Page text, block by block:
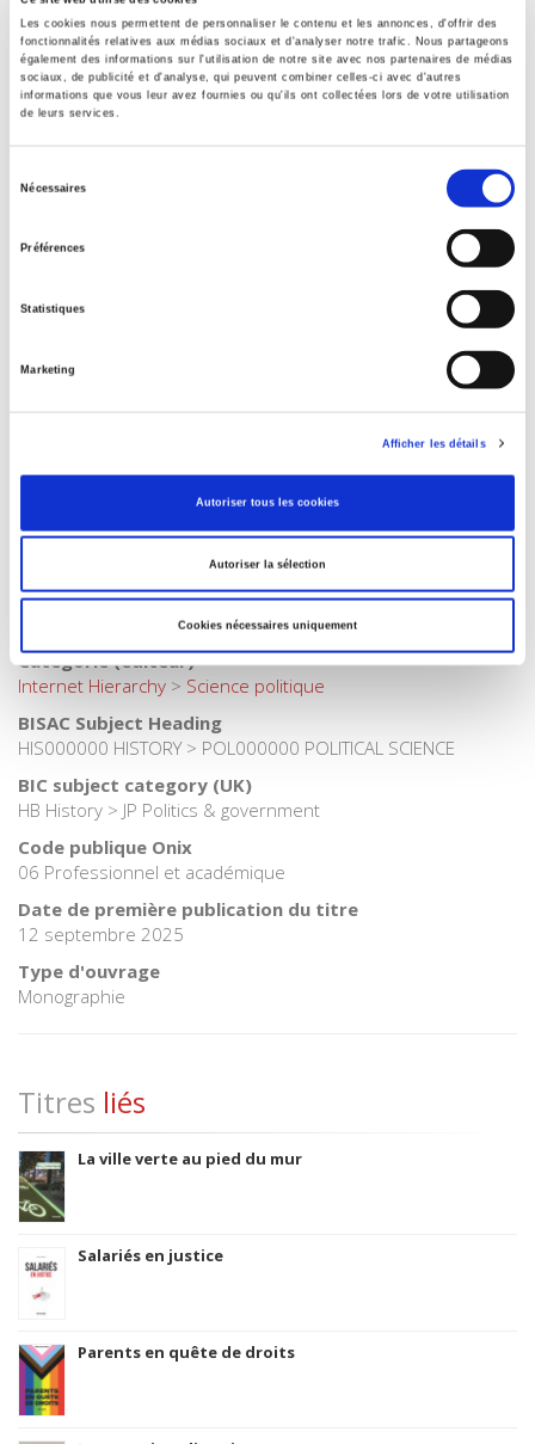
Les cookies nous permettent de personnaliser le contenu et les annonces, d'offrir des
fonctionnalités relatives aux médias sociaux et d'analyser notre trafic. Nous partageons
également des informations sur l'utilisation de notre site avec nos partenaires de médias
sociaux, de publicité et d'analyse, qui peuvent combiner celles-ci avec d'autres
informations que vous leur avez fournies ou qu'ils ont collectées lors de votre utilisation
de leurs services.
Nécessaires
Préférences
Statistiques
Marketing
Afficher les détails
Autoriser tous les cookies
Autoriser la sélection
Cookies nécessaires uniquement
Sommaire
Spécifications
Presses de Sciences Po
Julian Mischi
Académique
français
Catégorie (éditeur)
Catégorie (éditeur)
Etat - Administration
Catégorie (éditeur)
Sociologie>Sociologie électorale
Catégorie (éditeur)
>Histoire
Catégorie (éditeur)
Internet Hierarchy > Science politique
BISAC Subject Heading
HIS000000 HISTORY > POL000000 POLITICAL SCIENCE
BIC subject category (UK)
HB History > JP Politics & government
Code publique Onix
06 Professionnel et académique
Date de première publication du titre
12 septembre 2025
Type d'ouvrage
Monographie
Titres liés
La ville verte au pied du mur
Salariés en justice
Parents en quête de droits